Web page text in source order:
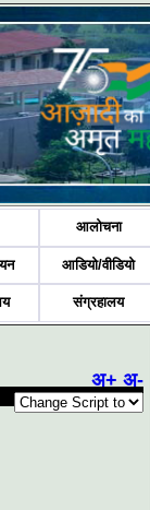
आलोचना
आडियो/वीडियो
संग्रहालय
अ+ अ-